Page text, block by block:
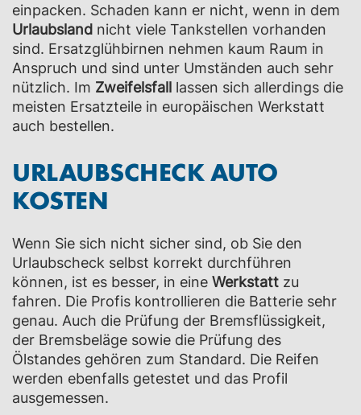
einpacken. Schaden kann er nicht, wenn in dem
Urlaubsland nicht viele Tankstellen vorhanden
sind. Ersatzglühbirnen nehmen kaum Raum in
Anspruch und sind unter Umständen auch sehr
nützlich. Im Zweifelsfall lassen sich allerdings die
meisten Ersatzteile in europäischen Werkstatt
auch bestellen.
URLAUBSCHECK AUTO
KOSTEN
Wenn Sie sich nicht sicher sind, ob Sie den
Urlaubscheck selbst korrekt durchführen
können, ist es besser, in eine Werkstatt zu
fahren. Die Profis kontrollieren die Batterie sehr
genau. Auch die Prüfung der Bremsflüssigkeit,
der Bremsbeläge sowie die Prüfung des
Ölstandes gehören zum Standard. Die Reifen
werden ebenfalls getestet und das Profil
ausgemessen.